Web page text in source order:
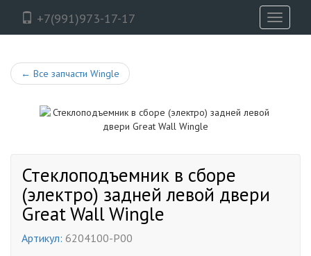
+7(991)973-17-17
Toggle
← Все запчасти Wingle
Стеклоподъемник в сборе
(электро) задней левой двери
Great Wall Wingle
Артикул: 6204100-P00